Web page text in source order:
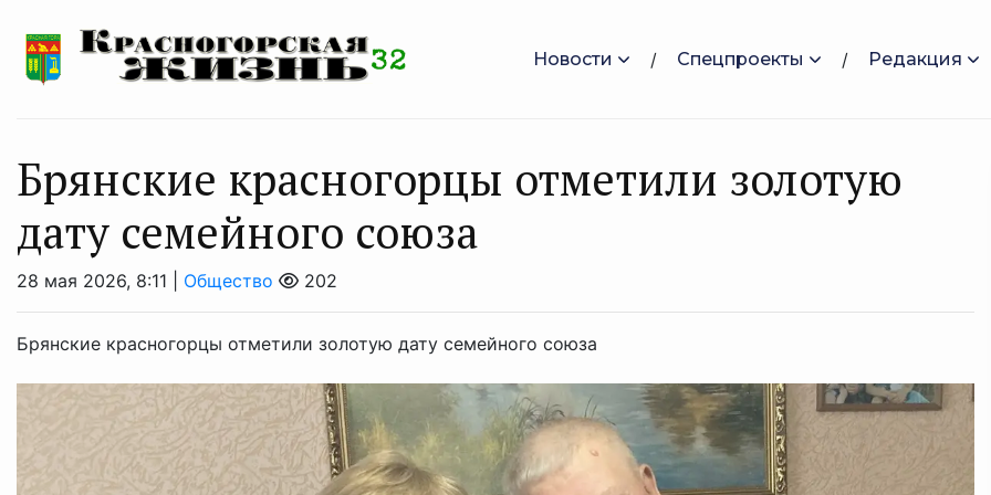
Новости Спецпроекты Редакция
Брянские красногорцы отметили золотую
дату семейного союза
28 мая 2026, 8:11 | Общество 202
Брянские красногорцы отметили золотую дату семейного союза